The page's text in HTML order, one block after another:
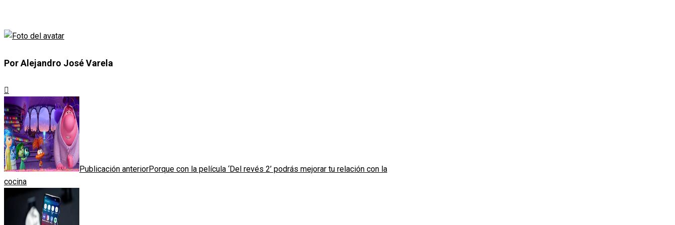
Por Alejandro José Varela
Publicación anteriorPorque con la película ‘Del revés 2’ podrás mejorar tu relación con la
cocina